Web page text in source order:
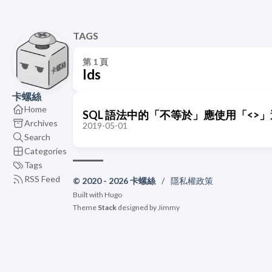
卡螺絲
Home
Archives
Search
Categories
Tags
RSS Feed
TAGS
第 1 頁
Ids
SQL 語法中的「不等於」應使用「<>
2019-05-01
© 2020 - 2026 卡螺絲 / 隱私權政策
Built with Hugo
Theme Stack designed byJimmy